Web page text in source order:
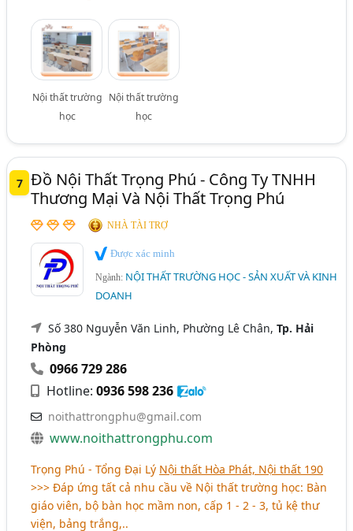
Nội thất trường
học
Nội thất trường
học
7 Đồ Nội Thất Trọng Phú - Công Ty TNHH
Thương Mại Và Nội Thất Trọng Phú
NHÀ TÀI TRỢ
Được xác minh
Ngành: NỘI THẤT TRƯỜNG HỌC - SẢN XUẤT VÀ KINH
DOANH
Số 380 Nguyễn Văn Linh, Phường Lê Chân,Tp. Hải
Phòng
0966 729 286
Hotline:0936 598 236
noithattrongphu@gmail.com
www.noithattrongphu.com
Trọng Phú - Tổng Đại Lý Nội thất Hòa Phát, Nội thất 190
>>> Đáp ứng tất cả nhu cầu về Nội thất trường học: Bàn
giáo viên, bộ bàn học mầm non, cấp 1 - 2 - 3, tủ kệ thư
viện, bảng trắng,..